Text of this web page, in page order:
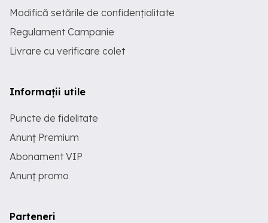
Modifică setările de confidențialitate
Regulament Campanie
Livrare cu verificare colet
Informații utile
Puncte de fidelitate
Anunț Premium
Abonament VIP
Anunț promo
Parteneri